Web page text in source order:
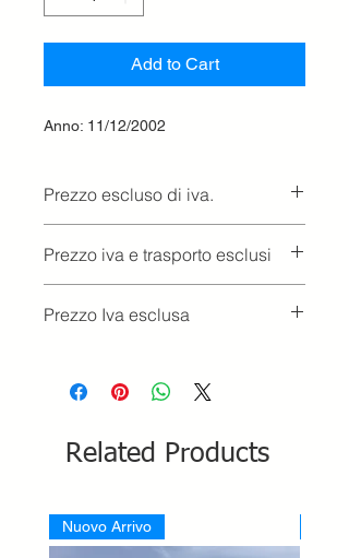
Add to Cart
Anno: 11/12/2002
Prezzo escluso di iva.
Prezzo iva e trasporto esclusi
Prezzo Iva esclusa
Related Products
Nuovo Arrivo